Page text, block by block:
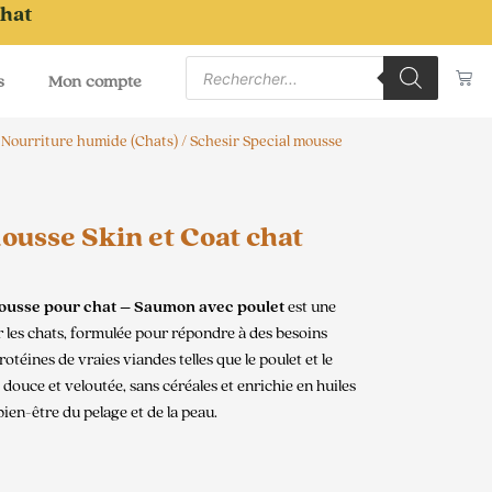
Mon compte
Recherche
produits
Nourriture humide (Chats)/ Schesir Special mousse
Skin et Coat chat
pour chat – Saumon avec pouletest une
chats, formulée pour répondre à des besoins
de vraies viandes telles que le poulet et le
et veloutée, sans céréales et enrichie en huiles
être du pelage et de la peau.